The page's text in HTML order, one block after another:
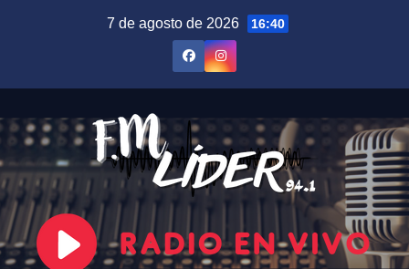
7 de agosto de 2026 16:40